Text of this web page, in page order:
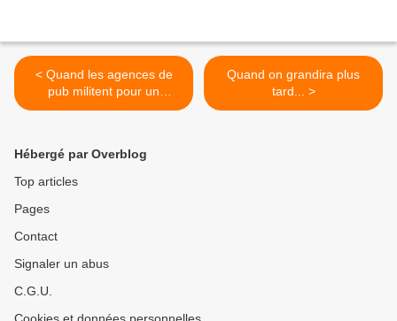
< Quand les agences de
pub militent pour un
"Grenelle des
Quand on grandira plus
tard... >
Hébergé par Overblog
Top articles
Pages
Contact
Signaler un abus
C.G.U.